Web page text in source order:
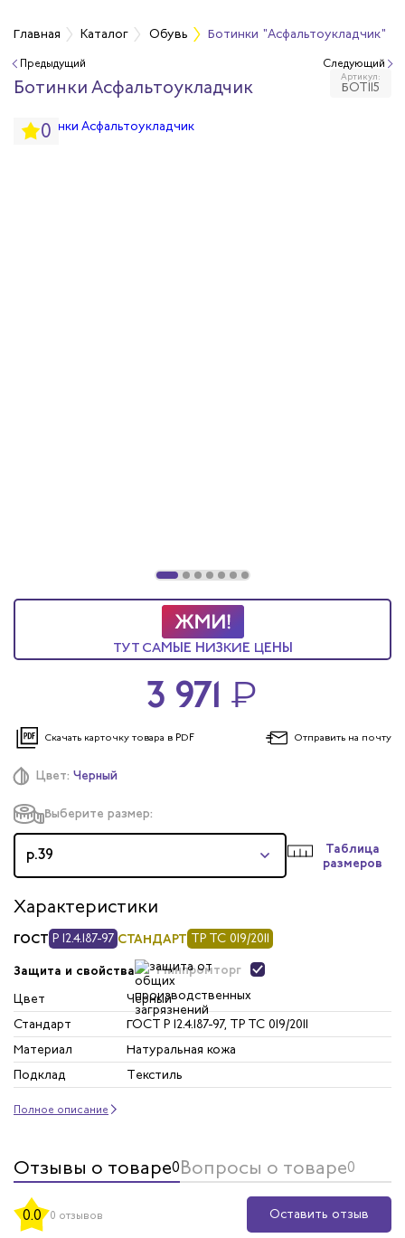
Главная Каталог Обувь Ботинки "Асфальтоукладчик"
Предыдущий
Ботинки Асфальтоукладчик Артикул:
БОТ115
0
Цвет: Черный
Выберите размер:
р.39
Таблица
размеров
Характеристики
ГОСТ Р 12.4.187-97 СТАНДАРТ ТР ТС 019/2011
Защита и свойства Минпромторг
Цвет
Черный
Стандарт
ГОСТ Р 12.4.187-97, ТР ТС 019/2011
Материал
Натуральная кожа
Подклад
Текстиль
Полное описание
ТУТ САМЫЕ НИЗКИЕ ЦЕНЫ
3 971 ₽
Скачать карточку товара в PDF Отправить на почту
Следующий
Отзывы о товаре0Вопросы о товаре0
0.0 0 отзывов
Оставить отзыв